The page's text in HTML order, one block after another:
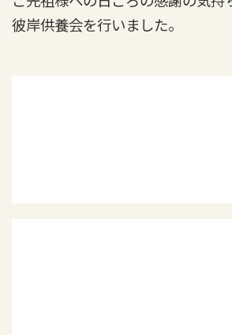
彼岸供養会を行いました。